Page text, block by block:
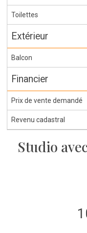
Toilettes
Extérieur
Balcon
Financier
Prix de vente demandé
Revenu cadastral
Studio